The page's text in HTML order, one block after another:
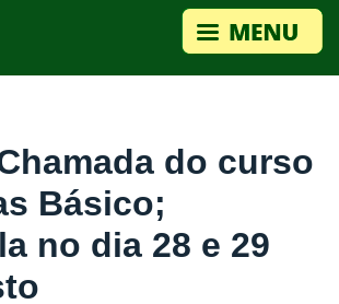
do curso
Básico;
no dia 28 e 29